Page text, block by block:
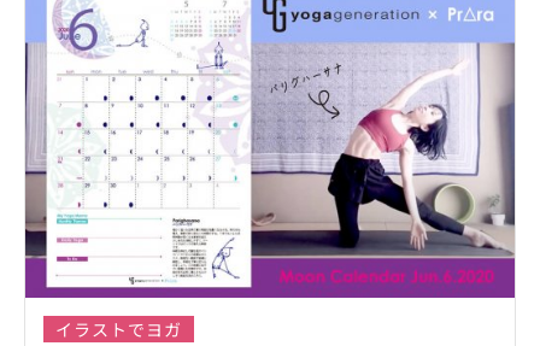
イラストでヨガ